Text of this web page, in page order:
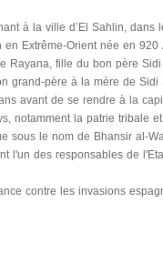
à la ville d’El Sahlin,
Extrême-Orient née en
Rayana, fille du bon père
grand-père à la mère de
avant de se rendre à la
notamment la patrie
sous le nom de Bhansir al-
l'un des responsables de
contre les invasions